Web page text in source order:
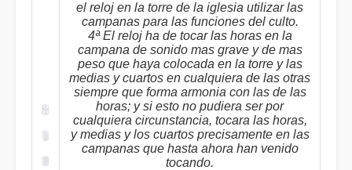
el reloj en la torre de la iglesia utilizar las
campanas para las funciones del culto.
4ª El reloj ha de tocar las horas en la
campana de sonido mas grave y de mas
peso que haya colocada en la torre y las
medias y cuartos en cualquiera de las otras
siempre que forma armonia con las de las
horas; y si esto no pudiera ser por
cualquiera circunstancia, tocara las horas,
y medias y los cuartos precisamente en las
campanas que hasta ahora han venido
tocando.